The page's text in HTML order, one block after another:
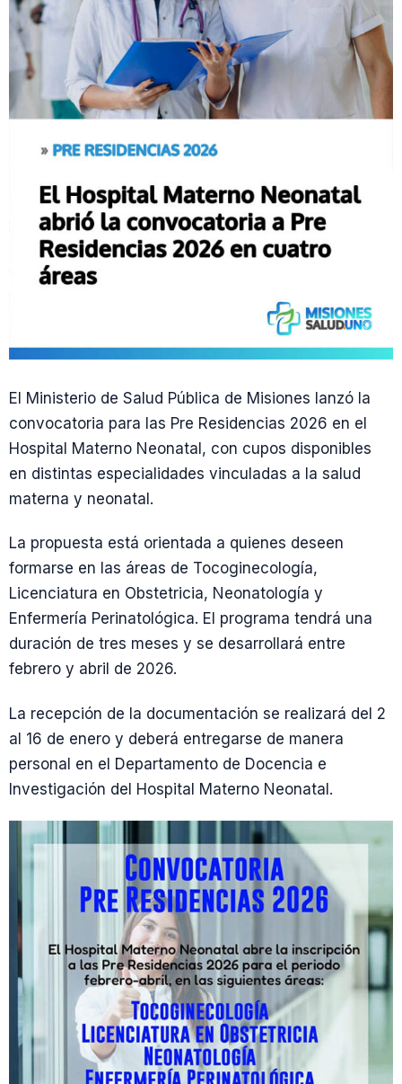
El Ministerio de Salud Pública de Misiones lanzó la
convocatoria para las Pre Residencias 2026 en el
Hospital Materno Neonatal, con cupos disponibles
en distintas especialidades vinculadas a la salud
materna y neonatal.
La propuesta está orientada a quienes deseen
formarse en las áreas de Tocoginecología,
Licenciatura en Obstetricia, Neonatología y
Enfermería Perinatológica. El programa tendrá una
duración de tres meses y se desarrollará entre
febrero y abril de 2026.
La recepción de la documentación se realizará del 2
al 16 de enero y deberá entregarse de manera
personal en el Departamento de Docencia e
Investigación del Hospital Materno Neonatal.